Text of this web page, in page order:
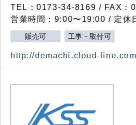
TEL：0173-34-8169 / FAX：
営業時間：9:00〜19:00 / 定休
販売可 工事・取付可
http://demachi.cloud-